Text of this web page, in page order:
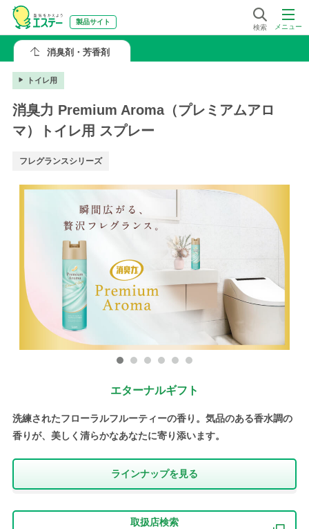
メニュー
検索
製品サイト
消臭剤・芳香剤
トイレ用
消臭力 Premium Aroma（プレミアムアロ
マ）トイレ用 スプレー
フレグランスシリーズ
エターナルギフト
洗練されたフローラルフルーティーの香り。気品のある香水調の
香りが、美しく清らかなあなたに寄り添います。
ラインナップを⾒る
取扱店検索